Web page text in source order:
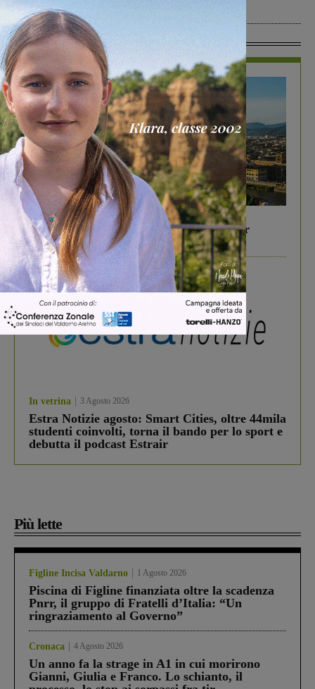
Cronaca 6 Agosto 2026
In Vetrina
In vetrina 6 Agosto 2026
Gita di famiglia a Firenze: 5 idee per far
divertire i tuoi figli
In vetrina 3 Agosto 2026
Estra Notizie agosto: Smart Cities, oltre 44mila
studenti coinvolti, torna il bando per lo sport e
debutta il podcast Estrair
Più lette
Figline Incisa Valdarno 1 Agosto 2026
Piscina di Figline finanziata oltre la scadenza
Pnrr, il gruppo di Fratelli d’Italia: “Un
ringraziamento al Governo”
Cronaca 4 Agosto 2026
Un anno fa la strage in A1 in cui morirono
Gianni, Giulia e Franco. Lo schianto, il